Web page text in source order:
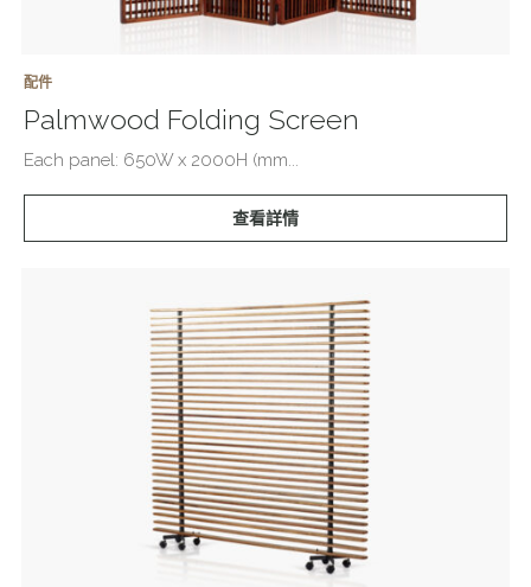
配件
Palmwood Folding Screen
Each panel: 650W x 2000H (mm...
查看詳情